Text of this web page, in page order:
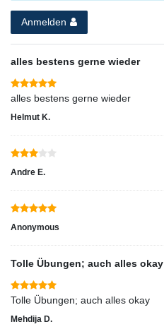
Anmelden
alles bestens gerne wieder
alles bestens gerne wieder
Helmut K.
Andre E.
Anonymous
Tolle Übungen; auch alles okay
Tolle Übungen; auch alles okay
Mehdija D.